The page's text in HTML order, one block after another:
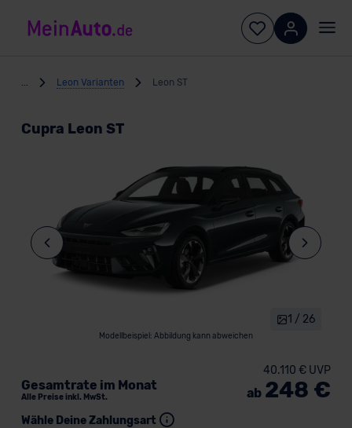
Leon Varianten Leon ST
Cupra Leon ST
Modellbeispiel: Abbildung kann abweichen
1 / 26
Wähle Deine Zahlungsart
Gesamtrate im Monat
Alle Preise inkl. MwSt.
40.110 € UVP
ab 248 €